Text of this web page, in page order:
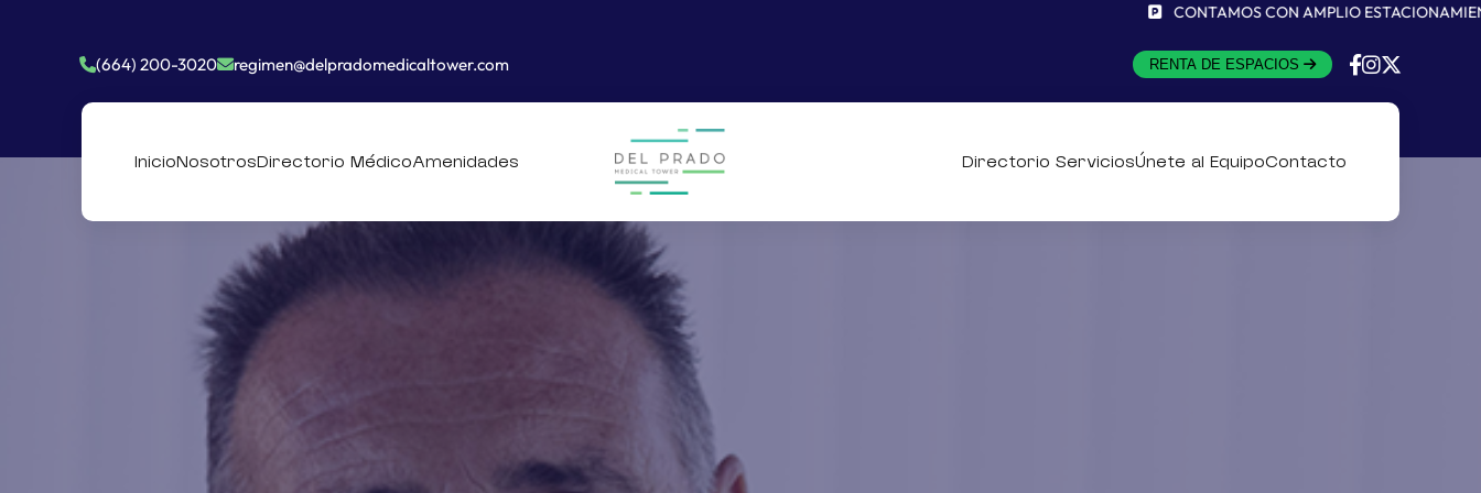
CONTAMOS CON AMPLIO ESTACIONAMIENTO Y
(664) 200-3020 regimen@delpradomedicaltower.com RENTA DE ESPACIOS
InicioNosotrosDirectorio MédicoAmenidades Directorio ServiciosÚnete al EquipoContacto